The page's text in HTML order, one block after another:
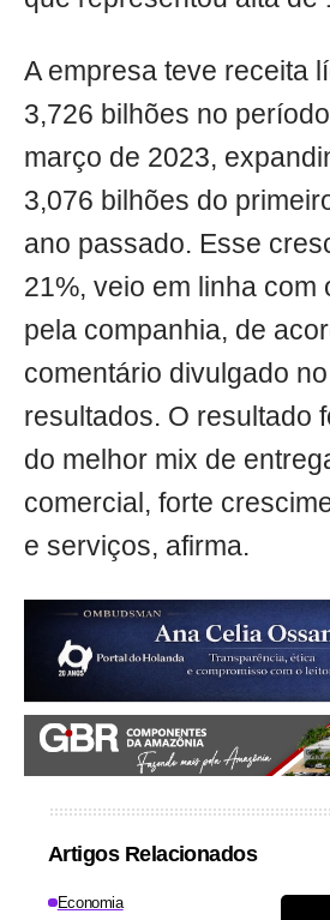
A empresa teve receita
3,726 bilhões no
março de 2023,
3,076 bilhões do
ano passado. Esse
21%, veio em linha com
pela companhia, de
comentário divulgado
resultados. O resultado
do melhor mix de
comercial, forte
e serviços, afirma.
Artigos Relacionados
Economia